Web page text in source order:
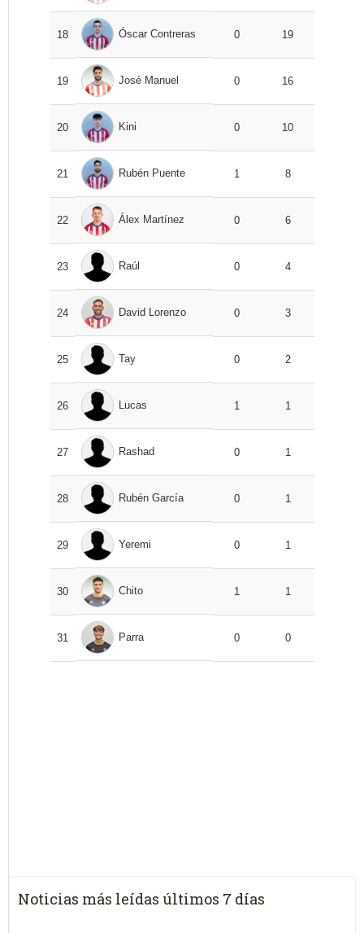
18 Óscar Contreras 0 19
19 José Manuel 0 16
20 Kini 0 10
21 Rubén Puente 1 8
22 Álex Martínez 0 6
23 Raúl 0 4
24 David Lorenzo 0 3
25 Tay 0 2
26 Lucas 1 1
27 Rashad 0 1
28 Rubén García 0 1
29 Yeremi 0 1
30 Chito 1 1
31 Parra 0 0
Noticias más leídas últimos 7 días